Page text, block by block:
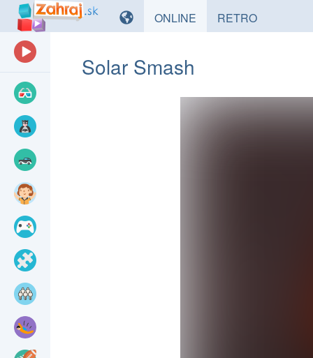
ONLINE HRYRETROHRY
Solar Smash